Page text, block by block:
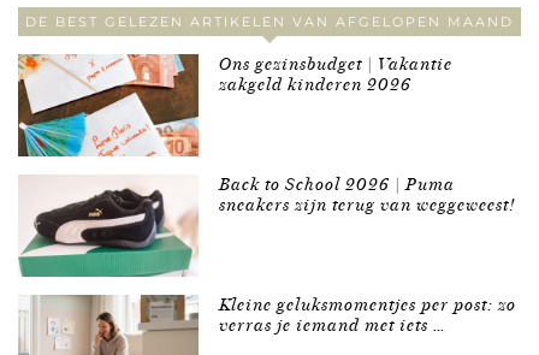
DE BEST GELEZEN ARTIKELEN VAN AFGELOPEN MAAND
Ons gezinsbudget | Vakantie
zakgeld kinderen 2026
Back to School 2026 | Puma
sneakers zijn terug van weggeweest!
Kleine geluksmomentjes per post: zo
verras je iemand met iets …